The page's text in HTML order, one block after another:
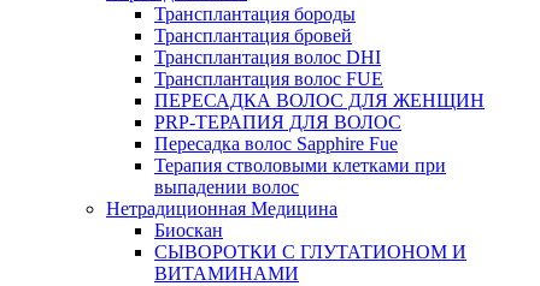
Трансплантация бороды
Трансплантация бровей
Трансплантация волос DHI
Трансплантация волос FUE
ПЕРЕСАДКА ВОЛОС ДЛЯ ЖЕНЩИН
PRP-ТЕРАПИЯ ДЛЯ ВОЛОС
Пересадка волос Sapphire Fue
Терапия стволовыми клетками при
выпадении волос
Нетрадиционная Медицина
Биоскан
СЫВОРОТКИ С ГЛУТАТИОНОМ И
ВИТАМИНАМИ